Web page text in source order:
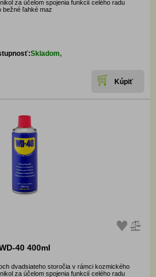
za účelom spojenia funkcií celého radu
bežné ľahké maz
Skladom,
40 400ml
dvadsiateho storočia v rámci kozmického
za účelom spojenia funkcií celého radu